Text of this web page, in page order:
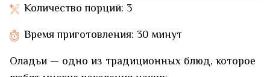
Количество порций: 3
Время приготовления: 30 минут
Оладьи — одно из традиционных блюд, которое